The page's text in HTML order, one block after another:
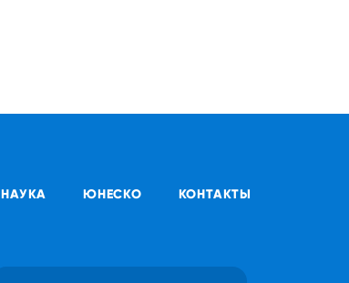
НАУКА ЮНЕСКО КОНТАКТЫ